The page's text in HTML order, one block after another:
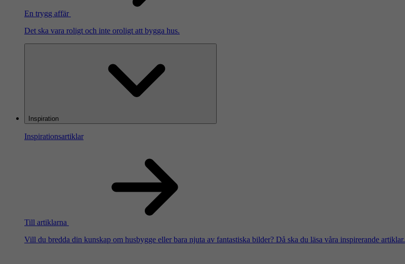
En trygg affär
Det ska vara roligt och inte oroligt att bygga hus.
Inspiration
Inspirationsartiklar
Till artiklarna
Vill du bredda din kunskap om husbygge eller bara njuta av fantastiska bilder? Då ska du läsa våra inspirerande artiklar.